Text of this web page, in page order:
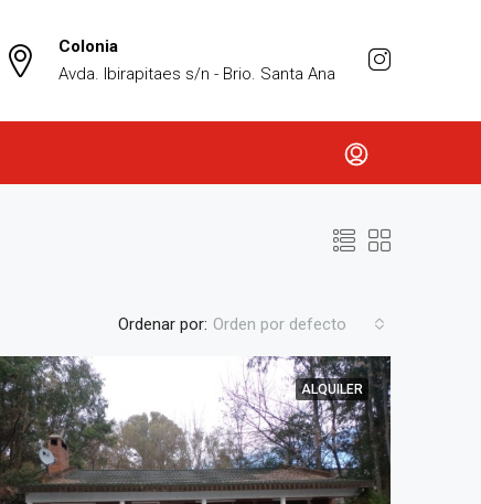
Colonia
Avda. Ibirapitaes s/n - Brio. Santa Ana
Ordenar por: Orden por defecto
ALQUILER